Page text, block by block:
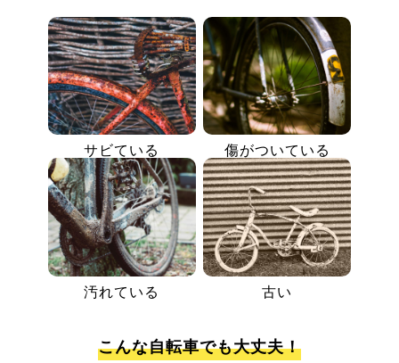
サビている 傷がついている
汚れている 古い
こんな自転車でも大丈夫！